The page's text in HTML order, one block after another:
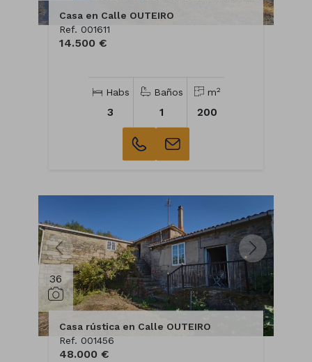
Casa en Calle OUTEIRO
Ref. 001611
14.500 €
Habs
3
Baños
1
m2
200
36
Casa rústica en Calle OUTEIRO
Ref. 001456
48.000 €